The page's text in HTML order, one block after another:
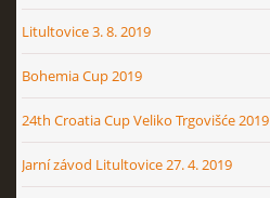
Litultovice 3. 8. 2019
Bohemia Cup 2019
24th Croatia Cup Veliko Trgovišće 2019
Jarní závod Litultovice 27. 4. 2019